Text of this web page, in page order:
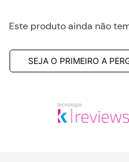
Este produto ainda não
SEJA O PRIMEIRO A